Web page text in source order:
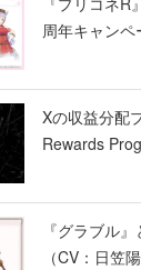
周年キャン
Xの収益分配
Rewards
『グラブル
（CV：日笠